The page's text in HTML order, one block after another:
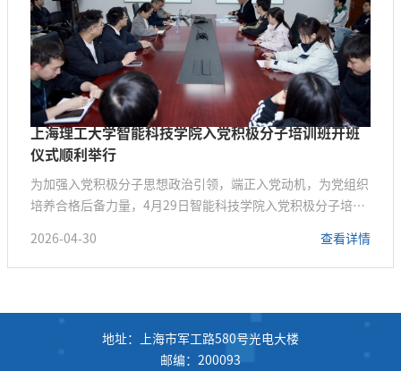
上海理工大学智能科技学院入党积极分子培训班开班
仪式顺利举行
为加强入党积极分子思想政治引领，端正入党动机，为党组织
培养合格后备力量，4月29日智能科技学院入党积极分子培训
班仪式，学院党总支副书记、副院长黄华杰作开班动员，马克
思主义学院郭根教授开展专题党课，专职组织员吴雪晴就培训
班动员中，结合学院学生工作实际，对全体积极分子提出殷切
期望。他指出，入党积极分子...
2026-04-30 查看详情
地址：上海市军工路580号光电大楼
邮编：200093